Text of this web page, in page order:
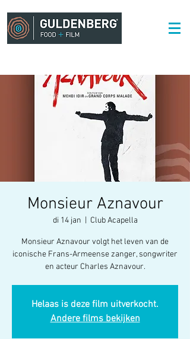
Monsieur Aznavour
di 14 jan Club Acapella
Monsieur Aznavour volgt het leven van de
iconische Frans-Armeense zanger, songwriter
en acteur Charles Aznavour.
Helaas is deze film uitverkocht.
Andere films bekijken